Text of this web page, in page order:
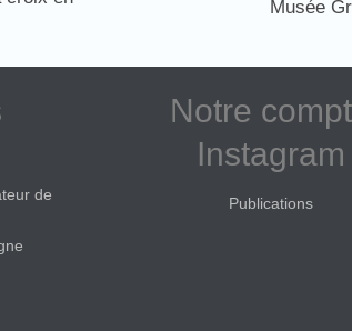
Musée
de
Notre
Instagram
Publications